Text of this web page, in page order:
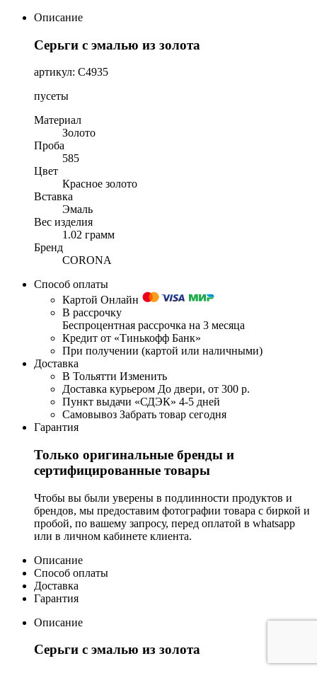
Описание
Серьги с эмалью из золота
артикул: С4935
пусеты
Материал
Золото
Проба
585
Цвет
Красное золото
Вставка
Эмаль
Вес изделия
1.02 грамм
Бренд
CORONA
Способ оплаты
Картой Онлайн
В рассрочку
Беспроцентная рассрочка на 3 месяца
Кредит от «Тинькофф Банк»
При получении (картой или наличными)
Доставка
В Тольятти Изменить
Доставка курьером До двери, от 300 р.
Пункт выдачи «СДЭК» 4-5 дней
Самовывоз Забрать товар сегодня
Гарантия
Только оригинальные бренды и
сертифицированные товары
Чтобы вы были уверены в подлинности продуктов и
брендов, мы предоставим фотографии товара с биркой и
пробой, по вашему запросу, перед оплатой в whatsapp
или в личном кабинете клиента.
Описание
Способ оплаты
Доставка
Гарантия
Описание
Серьги с эмалью из золота